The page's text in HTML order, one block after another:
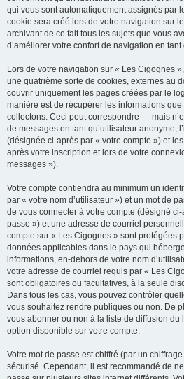
qui vous sont automatiquement assignés par
cookie sera créé lors de votre navigation sur
archivant de ce fait tous les sujets que vous
d’améliorer votre confort de navigation en tant
Lors de votre navigation sur « Les Cigognes
une quatrième sorte de cookies, externes au
couvrir uniquement les pages créées par le
manière est de récupérer les informations
collectons. Ceci peut correspondre — mais
de messages en tant qu’utilisateur anonyme,
(désignée ci-après par « votre compte ») et
après votre inscription et lors de votre
messages »).
Votre compte contiendra au minimum un
par « votre nom d’utilisateur ») et un mot de
de vous connecter à votre compte (désigné
passe ») et une adresse de courriel
compte sur « Les Cigognes » sont protégées
données applicables dans le pays qui
informations, en-dehors de votre nom
votre adresse de courriel requis par « Les
sont obligatoires ou facultatives, à la seule
Dans tous les cas, vous pouvez contrôler
vous souhaitez rendre publiques ou non. De
vous abonner ou non à la liste de diffusion du
option disponible sur votre compte.
Votre mot de passe est chiffré (par un
sécurisé. Cependant, il est recommandé de